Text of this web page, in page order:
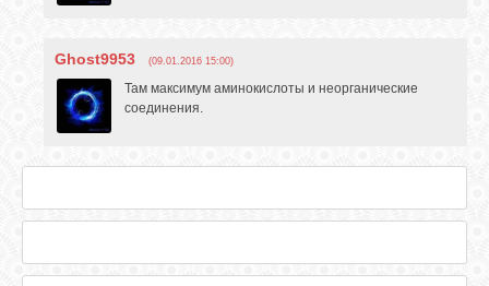
Ghost9953 (09.01.2016 15:00)
Там максимум аминокислоты и неорганические
соединения.